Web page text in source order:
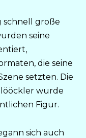
schnell große
seine
die seine
setzten. Die
wurde
Figur.
sich auch